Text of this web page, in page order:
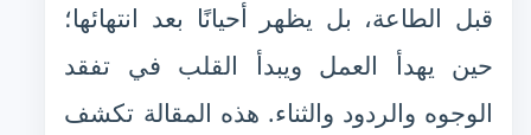
قبل الطاعة، بل يظهر أحيانًا بعد انتهائها؛
حين يهدأ العمل ويبدأ القلب في تفقد
الوجوه والردود والثناء. هذه المقالة تكشف